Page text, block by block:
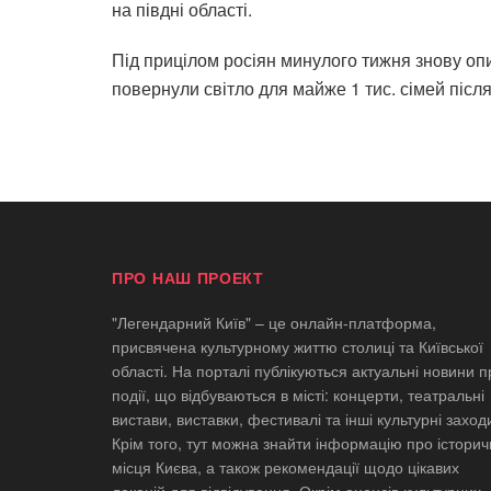
на півдні області.
Під прицілом росіян минулого тижня знову
повернули світло для майже 1 тис. сімей
ПРО НАШ ПРОЕКТ
"Легендарний Київ" – це онлайн-платформа,
присвячена культурному життю столиці та Київської
області. На порталі публікуються актуальні новини
події, що відбуваються в місті: концерти, театральні
вистави, виставки, фестивалі та інші культурні
Крім того, тут можна знайти інформацію про
місця Києва, а також рекомендації щодо цікавих